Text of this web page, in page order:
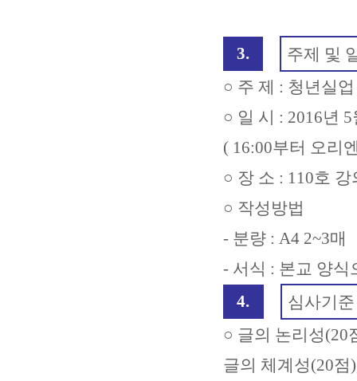
3.
주제 및
○ 주 제 : 청년실업
○ 일 시 : 2016년
( 16:00부터 오리
○ 장 소 : 110호 강
○ 작성방법
- 분량 : A4 2~3매
- 서식 : 본교 양
4.
심사기준
○ 글의 논리성(20
글의 체계성(20점